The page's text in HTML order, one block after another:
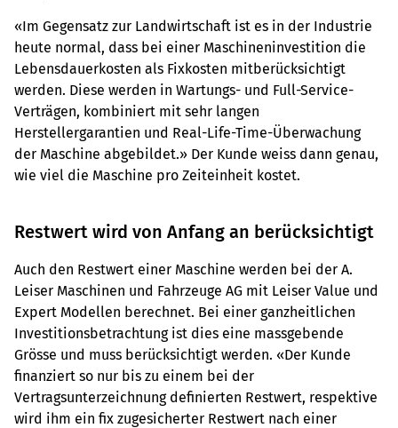
«Im Gegensatz zur Landwirtschaft ist es in der Industrie
heute normal, dass bei einer Maschineninvestition die
Lebensdauerkosten als Fixkosten mitberücksichtigt
werden. Diese werden in Wartungs- und Full-Service-
Verträgen, kombiniert mit sehr langen
Herstellergarantien und Real-Life-Time-Überwachung
der Maschine abgebildet.» Der Kunde weiss dann genau,
wie viel die Maschine pro Zeiteinheit kostet.
Restwert wird von Anfang an berücksichtigt
Auch den Restwert einer Maschine werden bei der A.
Leiser Maschinen und Fahrzeuge AG mit Leiser Value und
Expert Modellen berechnet. Bei einer ganzheitlichen
Investitionsbetrachtung ist dies eine massgebende
Grösse und muss berücksichtigt werden. «Der Kunde
finanziert so nur bis zu einem bei der
Vertragsunterzeichnung definierten Restwert, respektive
wird ihm ein fix zugesicherter Restwert nach einer